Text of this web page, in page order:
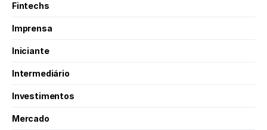
Fintechs
Imprensa
Iniciante
Intermediário
Investimentos
Mercado